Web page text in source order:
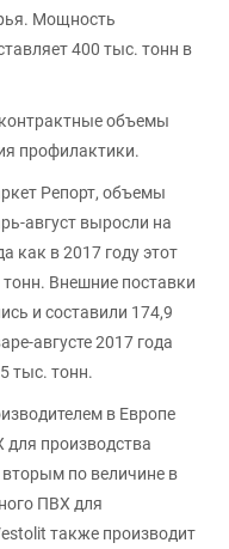
Мощность
400 тыс. тонн в
объемы
профилактики.
Репорт, объемы
август выросли на
как в 2017 году этот
Внешние поставки
и составили 174,9
августе 2017 года
тыс. тонн.
в Европе
для производства
по величине в
ПВХ для
также производит